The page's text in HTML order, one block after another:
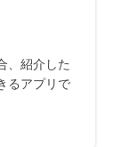
、紹介した
るアプリで